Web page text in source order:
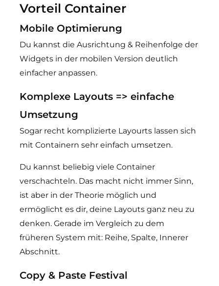
Vorteil Container
Mobile Optimierung
Du kannst die Ausrichtung & Reihenfolge der
Widgets in der mobilen Version deutlich
einfacher anpassen.
Komplexe Layouts => einfache
Umsetzung
Sogar recht komplizierte Layourts lassen sich
mit Containern sehr einfach umsetzen.
Du kannst beliebig viele Container
verschachteln. Das macht nicht immer Sinn,
ist aber in der Theorie möglich und
ermöglicht es dir, deine Layouts ganz neu zu
denken. Gerade im Vergleich zu dem
früheren System mit: Reihe, Spalte, Innerer
Abschnitt.
Copy & Paste Festival